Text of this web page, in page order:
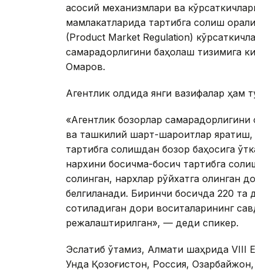
асосий механизмлари ва
мамлакатларида тартибга солиш
(Product Market Regulation)
самарадорлигини баҳолаш тизимига
Омаров.
Агентлик олдида янги вазифалар ҳам
«Агентлик бозорлар самарадорлигини
ва ташкилий шарт-шароитлар
тартибга солишдан бозор баҳосига
нархини босқичма-босқич тартибга
солинган, нархлар рўйхатга олинган
белгиланади. Биринчи босқичда 220
сотиладиган дори воситаларининг
режалаштирилган», — деди спикер.
Эслатиб ўтамиз, Алмати шаҳрида VIII
Унда Қозоғистон, Россия,